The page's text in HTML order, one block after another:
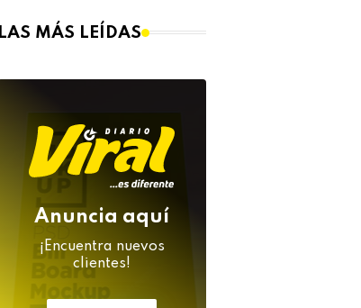
LAS MÁS LEÍDAS
Anuncia aquí
¡Encuentra nuevos
clientes!